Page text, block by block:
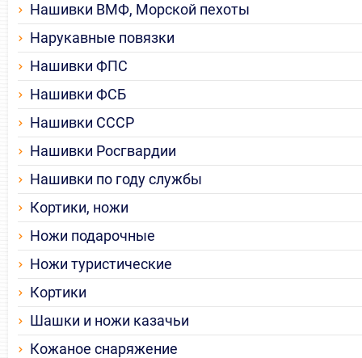
Нашивки ВМФ, Морской пехоты
Нарукавные повязки
Нашивки ФПС
Нашивки ФСБ
Нашивки СССР
Нашивки Росгвардии
Нашивки по году службы
Кортики, ножи
Ножи подарочные
Ножи туристические
Кортики
Шашки и ножи казачьи
Кожаное снаряжение